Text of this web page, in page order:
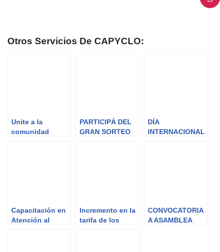
Otros Servicios De CAPYCLO:
Unite a la
comunidad
PARTICIPÁ DEL
GRAN SORTEO
DÍA
INTERNACIONAL
Capacitación en
Atención al
Incremento en la
tarifa de los
CONVOCATORIA
A ASAMBLEA